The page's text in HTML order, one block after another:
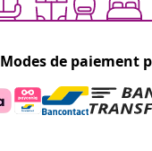
Modes de paiement